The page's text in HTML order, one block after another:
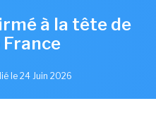
à la tête de
le 24 Juin 2026